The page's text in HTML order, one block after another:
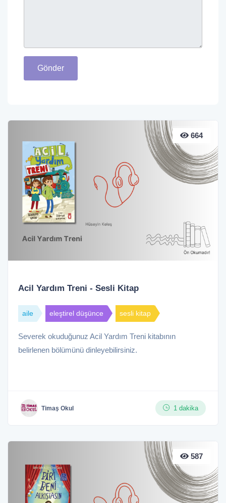
Gönder
664
Acil Yardım Treni - Sesli Kitap
aile eleştirel düşünce sesli kitap
Severek okuduğunuz Acil Yardım Treni kitabının
belirlenen bölümünü dinleyebilirsiniz.
Timaş Okul 1 dakika
587